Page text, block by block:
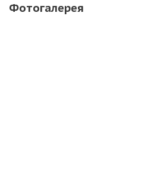
Фотогалерея